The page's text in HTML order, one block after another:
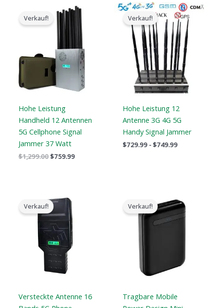
Verkauf!
Hohe Leistung
Handheld 12 Antennen
5G Cellphone Signal
Jammer 37 Watt
$1,299.00
ursprüngliche
Preis
war:
$1,299.00.
$759.99
Der
aktuelle
Preis
ist:
$759.99.
Verkauf!
Hohe Leistung 12
Antenne 3G 4G 5G
Handy Signal Jammer
$729.99 -$749.99
Preisspanne:
$729.99
bis
$749.99
Verkauf!
Versteckte Antenne 16
Verkauf!
Tragbare Mobile
ursprüngliche
Preis
war:
$239.00.
aktuelle
Preis
ist: